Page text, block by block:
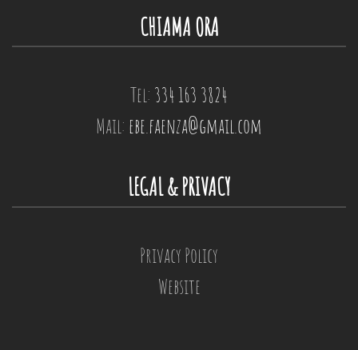
CHIAMA ORA
Tel: 334 163 3824
Mail: ebe.faenza@gmail.com
LEGAL & PRIVACY
Privacy Policy
Website